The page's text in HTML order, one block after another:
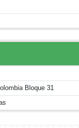
Bloque 31